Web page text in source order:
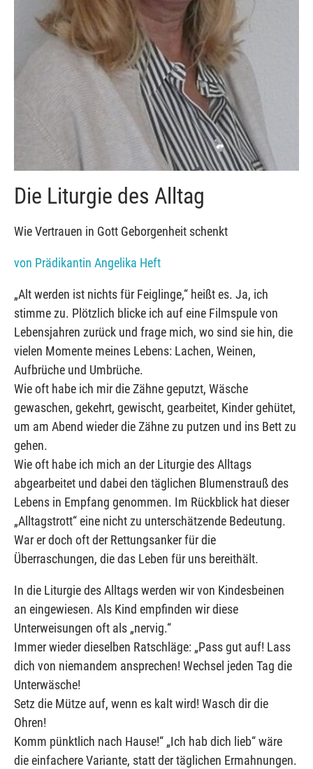
Die Liturgie des Alltag
Wie Vertrauen in Gott Geborgenheit schenkt
von Prädikantin Angelika Heft
„Alt werden ist nichts für Feiglinge,“ heißt es. Ja, ich
stimme zu. Plötzlich blicke ich auf eine Filmspule von
Lebensjahren zurück und frage mich, wo sind sie hin, die
vielen Momente meines Lebens: Lachen, Weinen,
Aufbrüche und Umbrüche.
Wie oft habe ich mir die Zähne geputzt, Wäsche
gewaschen, gekehrt, gewischt, gearbeitet, Kinder gehütet,
um am Abend wieder die Zähne zu putzen und ins Bett zu
gehen.
Wie oft habe ich mich an der Liturgie des Alltags
abgearbeitet und dabei den täglichen Blumenstrauß des
Lebens in Empfang genommen. Im Rückblick hat dieser
„Alltagstrott“ eine nicht zu unterschätzende Bedeutung.
War er doch oft der Rettungsanker für die
Überraschungen, die das Leben für uns bereithält.
In die Liturgie des Alltags werden wir von Kindesbeinen
an eingewiesen. Als Kind empfinden wir diese
Unterweisungen oft als „nervig.“
Immer wieder dieselben Ratschläge: „Pass gut auf! Lass
dich von niemandem ansprechen! Wechsel jeden Tag die
Unterwäsche!
Setz die Mütze auf, wenn es kalt wird! Wasch dir die
Ohren!
Komm pünktlich nach Hause!“ „Ich hab dich lieb“ wäre
die einfachere Variante, statt der täglichen Ermahnungen.